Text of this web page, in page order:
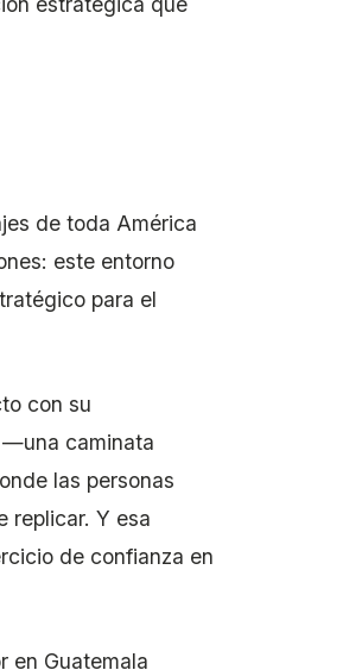
de toda América
este entorno
para el
con su
—una caminata
las personas
replicar. Y esa
de confianza en
en Guatemala